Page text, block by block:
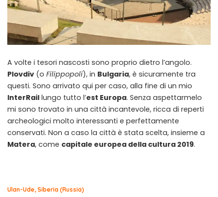
A volte i tesori nascosti sono proprio dietro l’angolo.
Plovdiv (o Filippopoli), in Bulgaria, è sicuramente tra
questi. Sono arrivato qui per caso, alla fine di un mio
InterRail lungo tutto l’est Europa. Senza aspettarmelo
mi sono trovato in una città incantevole, ricca di reperti
archeologici molto interessanti e perfettamente
conservati. Non a caso la città è stata scelta, insieme a
Matera, come capitale europea della cultura 2019.
Ulan-Ude, Siberia (Russia)